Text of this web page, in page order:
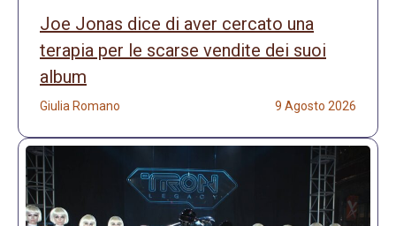
Joe Jonas dice di aver cercato una
terapia per le scarse vendite dei suoi
album
Giulia Romano 9 Agosto 2026